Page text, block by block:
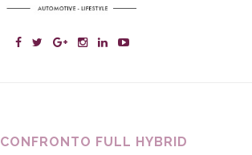
CONFRONTO FULL HYBRID